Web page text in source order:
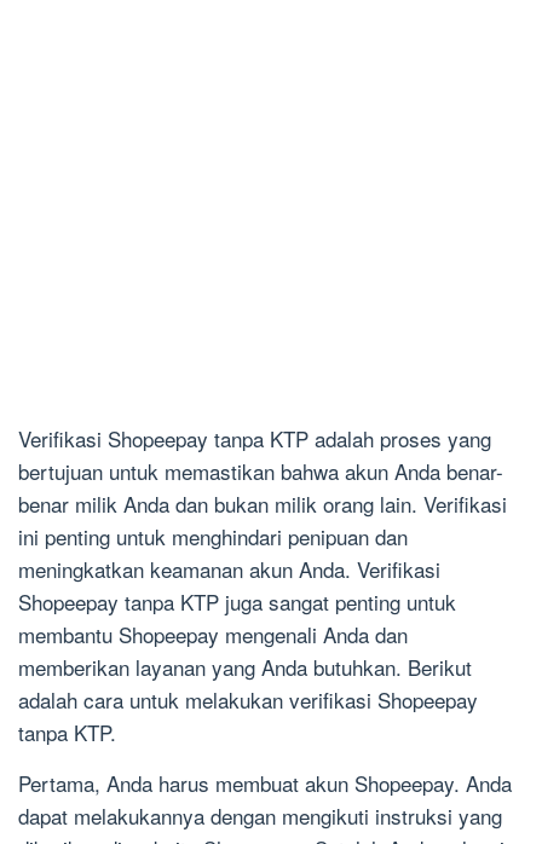
Verifikasi Shopeepay tanpa KTP adalah proses yang
bertujuan untuk memastikan bahwa akun Anda benar-
benar milik Anda dan bukan milik orang lain. Verifikasi
ini penting untuk menghindari penipuan dan
meningkatkan keamanan akun Anda. Verifikasi
Shopeepay tanpa KTP juga sangat penting untuk
membantu Shopeepay mengenali Anda dan
memberikan layanan yang Anda butuhkan. Berikut
adalah cara untuk melakukan verifikasi Shopeepay
tanpa KTP.
Pertama, Anda harus membuat akun Shopeepay. Anda
dapat melakukannya dengan mengikuti instruksi yang